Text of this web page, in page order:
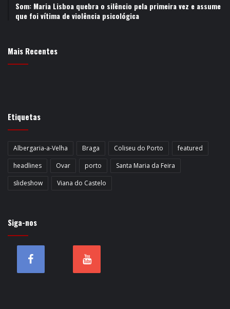
Som: Maria Lisboa quebra o silêncio pela primeira vez e assume
que foi vítima de violência psicológica
Mais Recentes
Etiquetas
Albergaria-a-Velha Braga Coliseu do Porto
featured
headlines
Ovar porto
Santa Maria da Feira
slideshow
Viana do Castelo
Siga-nos